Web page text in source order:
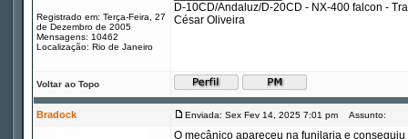
Registrado em: Terça-Feira, 27
de Dezembro de 2005
Mensagens: 10462
Localização: Rio de Janeiro
D-10CD/Andaluz/D-20CD - NX-400 falcon -
César Oliveira
Voltar ao Topo
Bradock Enviada: Sex Fev 14, 2025 7:01 pm Assunto:
O mecânico apareceu na funilaria e